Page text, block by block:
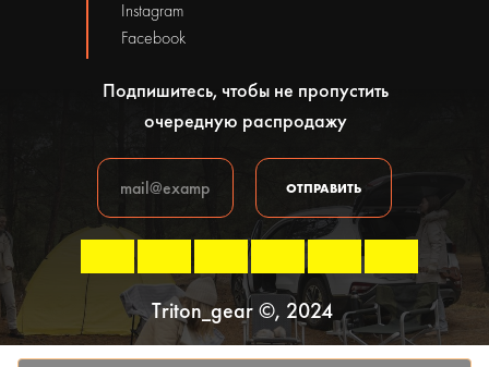
Подпишитесь, чтобы не пропустить
очередную распродажу
Triton_gear ©, 2024
Политика конфиденциальности
ОТПРАВИТЬ
Instagram
Facebook